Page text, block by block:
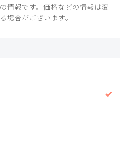
情報です。価格などの情報は変
場合がございます。